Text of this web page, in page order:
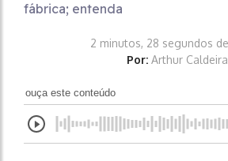
fábrica; entenda
2 minutos, 28 segundos
Por: Arthur Caldeira
ouça este conteúdo